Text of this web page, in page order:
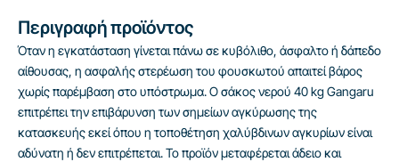
Περιγραφή προϊόντος
Όταν η εγκατάσταση γίνεται πάνω σε κυβόλιθο, άσφαλτο ή δάπεδο
αίθουσας, η ασφαλής στερέωση του φουσκωτού απαιτεί βάρος
χωρίς παρέμβαση στο υπόστρωμα. Ο σάκος νερού 40 kg Gangaru
επιτρέπει την επιβάρυνση των σημείων αγκύρωσης της
κατασκευής εκεί όπου η τοποθέτηση χαλύβδινων αγκυρίων είναι
αδύνατη ή δεν επιτρέπεται. Το προϊόν μεταφέρεται άδειο και